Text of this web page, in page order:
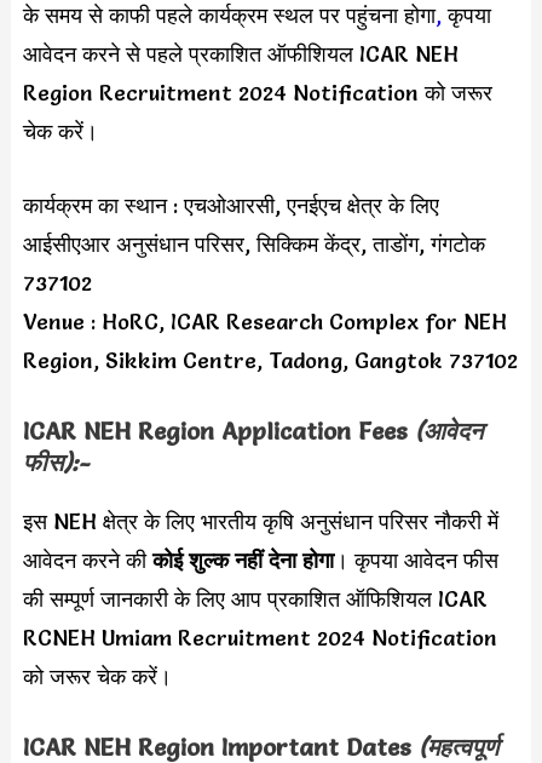
के समय से काफी पहले कार्यक्रम स्थल पर पहुंचना होगा,कृपया
आवेदन करने से पहले प्रकाशित ऑफीशियल ICAR NEH
Region Recruitment 2024 Notification को जरूर
चेक करें।
कार्यक्रम का स्थान : एचओआरसी, एनईएच क्षेत्र के लिए
आईसीएआर अनुसंधान परिसर, सिक्किम केंद्र, ताडोंग, गंगटोक
737102
Venue : HoRC, ICAR Research Complex for NEH
Region, Sikkim Centre, Tadong, Gangtok 737102
ICAR NEH Region Application Fees (आवेदन
फीस):-
इस NEH क्षेत्र के लिए भारतीय कृषि अनुसंधान परिसर नौकरी में
आवेदन करने कीकोई शुल्क नहीं देना होगा। कृपया आवेदन फीस
की सम्पूर्ण जानकारी के लिए आप प्रकाशित ऑफिशियल ICAR
RCNEH Umiam Recruitment 2024 Notification
को जरूर चेक करें।
ICAR NEH Region Important Dates (महत्वपूर्ण